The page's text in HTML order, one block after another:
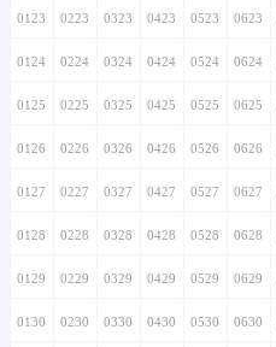
0123 0223 0323 0423 0523 0623
0124 0224 0324 0424 0524 0624
0125 0225 0325 0425 0525 0625
0126 0226 0326 0426 0526 0626
0127 0227 0327 0427 0527 0627
0128 0228 0328 0428 0528 0628
0129 0229 0329 0429 0529 0629
0130 0230 0330 0430 0530 0630